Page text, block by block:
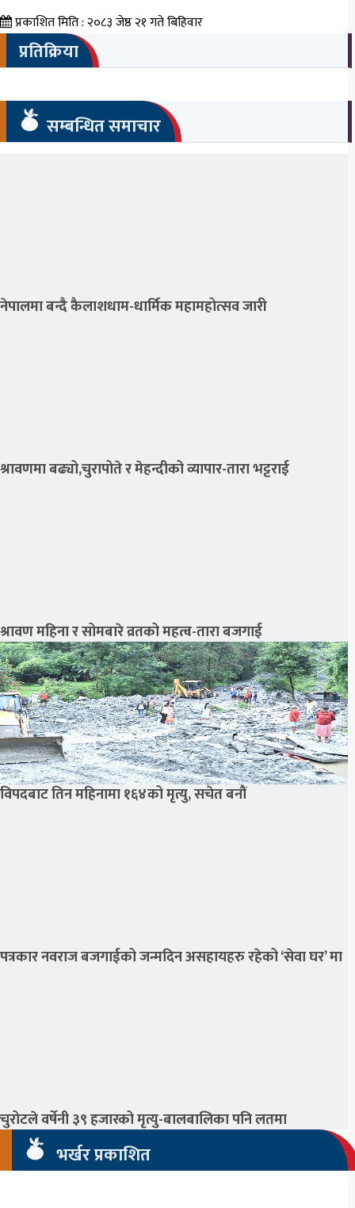
प्रकाशित मिति : २०८३ जेष्ठ २१ गते बिहिवार
प्रतिक्रिया
सम्बन्धित समाचार
नेपालमा बन्दै कैलाशधाम-धार्मिक महामहोत्सव जारी
श्रावणमा बढ्यो,चुरापोते र मेहन्दीको व्यापार-तारा भट्टराई
श्रावण महिना र सोमबारे व्रतको महत्व-तारा बजगाई
विपदबाट तिन महिनामा १६४को मृत्यु, सचेत बनौं
पत्रकार नवराज बजगाईको जन्मदिन असहायहरु रहेको ‘सेवा घर’ मा
चुरोटले वर्षेनी ३९ हजारको मृत्यु-बालबालिका पनि लतमा
भर्खर प्रकाशित